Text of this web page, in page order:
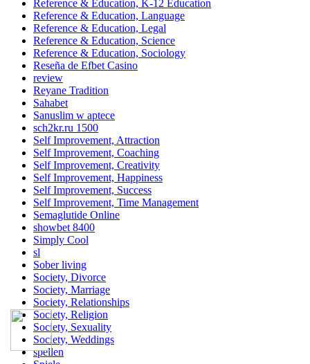
Reference & Education, K-12 Education
Reference & Education, Language
Reference & Education, Legal
Reference & Education, Science
Reference & Education, Sociology
Reseña de Efbet Casino
review
Reyane Tradition
Sahabet
Sanuslim w aptece
sch2kr.ru 1500
Self Improvement, Attraction
Self Improvement, Coaching
Self Improvement, Creativity
Self Improvement, Happiness
Self Improvement, Success
Self Improvement, Time Management
Semaglutide Online
showbet 8400
Simply Cool
sl
Sober living
Society, Divorce
Society, Marriage
Society, Relationships
Society, Religion
Society, Sexuality
Society, Weddings
spellen